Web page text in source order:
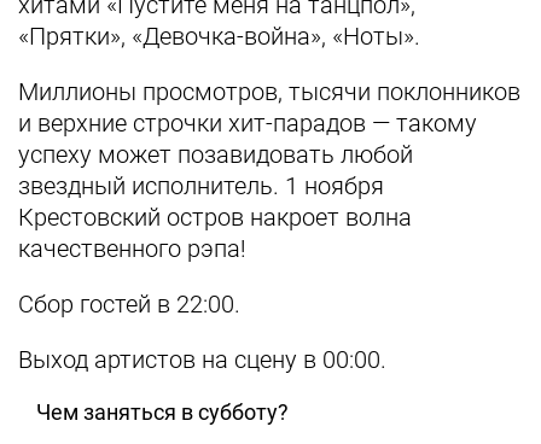
«Прятки», «Девочка-война», «Ноты».
Миллионы просмотров, тысячи поклонников
и верхние строчки хит-парадов — такому
успеху может позавидовать любой
звездный исполнитель. 1 ноября
Крестовский остров накроет волна
качественного рэпа!
Сбор гостей в 22:00.
Выход артистов на сцену в 00:00.
Чем заняться в субботу?